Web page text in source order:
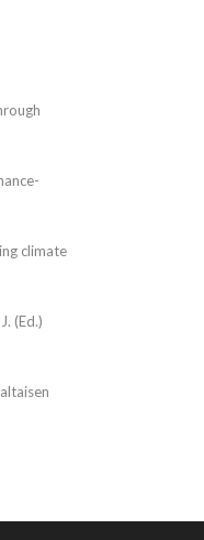
climate
(Ed.)